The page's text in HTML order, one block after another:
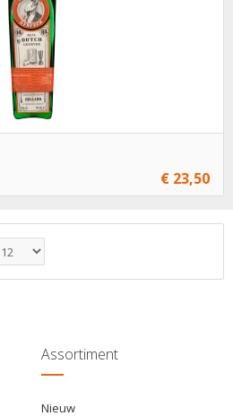
€ 23,50
Toevoegen
Assortiment
Nieuw